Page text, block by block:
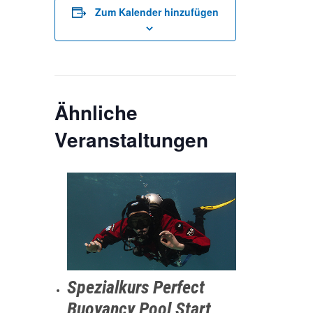
Zum Kalender hinzufügen
Ähnliche
Veranstaltungen
Spezialkurs Perfect
Buoyancy Pool Start